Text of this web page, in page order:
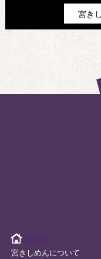
宮き
HOME
宮きしめんについて